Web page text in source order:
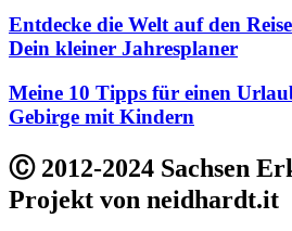
Entdecke die Welt auf den
Dein kleiner Jahresplaner
Meine 10 Tipps für einen
Gebirge mit Kindern
Ⓒ 2012-2024 Sachsen
Projekt von neidhardt.it